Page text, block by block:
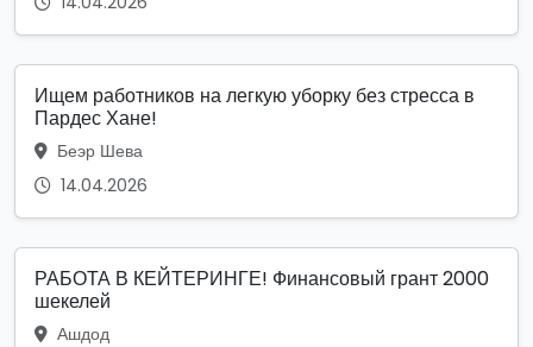
Ищем работников на легкую уборку без стресса в
Пардес Хане!
Беэр Шева
14.04.2026
РАБОТА В КЕЙТЕРИНГЕ! Финансовый грант 2000
шекелей
Ашдод